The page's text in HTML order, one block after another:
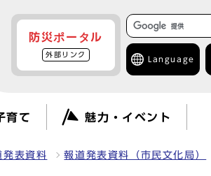
防災ポータル
外部リンク
Language
育て 魅力・イベント
発表資料 報道発表資料（市民文化局）